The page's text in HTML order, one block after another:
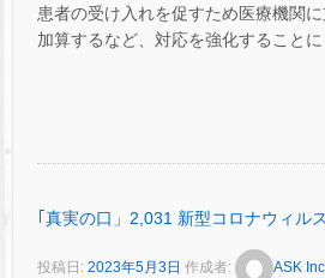
患者の受け入れを促すため医療機関
加算するなど、対応を強化すること
｢真実の口」2,031 新型コロナウィル
投稿日: 2023年5月3日 作成者: ASK